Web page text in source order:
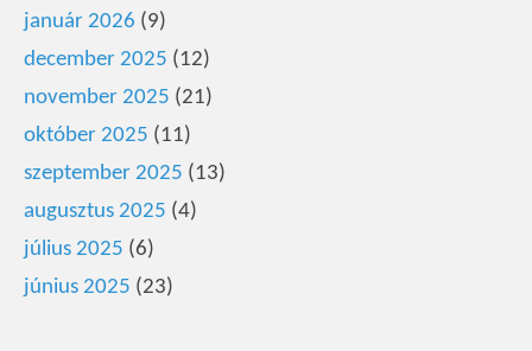
január 2026 (9)
december 2025 (12)
november 2025 (21)
október 2025 (11)
szeptember 2025 (13)
augusztus 2025 (4)
július 2025 (6)
június 2025 (23)